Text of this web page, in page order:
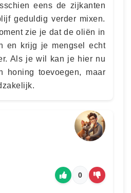
eens de zijkanten
geduldig verder mixen.
zie je dat de oliën in
en krijg je mengsel echt
Als je wil kan je hier nu
honing toevoegen, maar
0